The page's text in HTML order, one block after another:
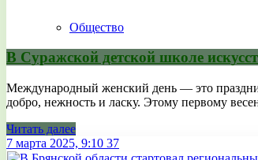
Общество
В Суражской детской школе
Международный женский день — это
добро, нежность и ласку. Этому первому
Читать далее
7 марта 2025, 9:10 37